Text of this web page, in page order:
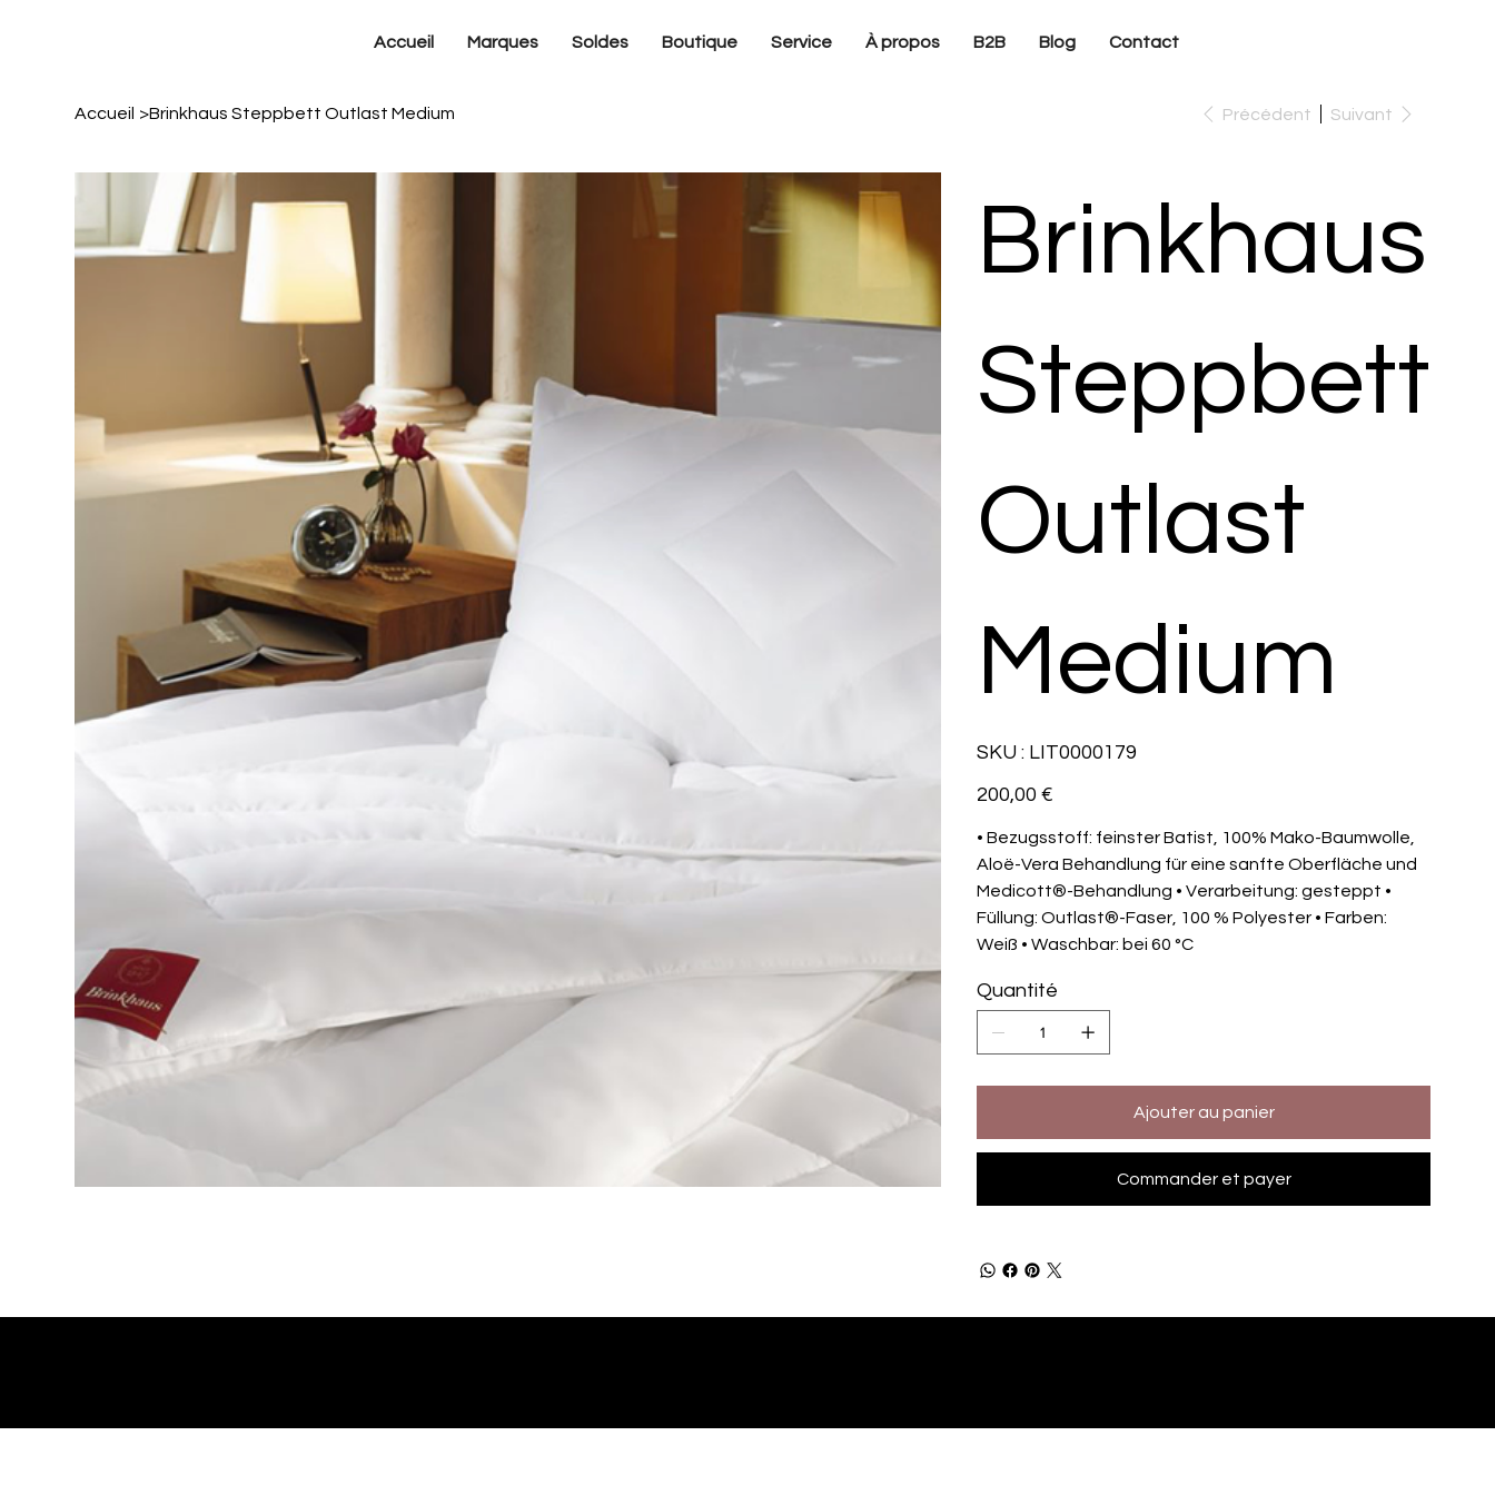
Accueil Marques Soldes Boutique Service À propos B2B Blog Contact
Accueil >Brinkhaus Steppbett Outlast Medium Précédent Suivant
Brinkhaus
Steppbett
Outlast
Medium
SKU : SKU
LIT0000179
LIT0000179
Prix
200,00 €
• Bezugsstoff: feinster Batist, 100% Mako-Baumwolle,
Aloë-Vera Behandlung für eine sanfte Oberfläche und
Medicott®-Behandlung • Verarbeitung: gesteppt •
Füllung: Outlast®-Faser, 100 % Polyester • Farben:
Weiß • Waschbar: bei 60 °C
Quantité
Ajouter au panier
Commander et payer